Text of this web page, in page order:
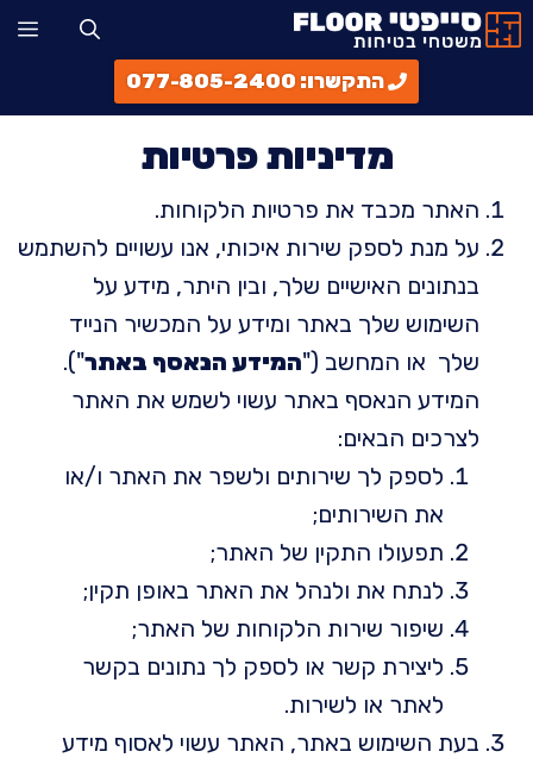
לדלג
לתוכן
התקשרו: 077-805-2400
מדיניות פרטיות
האתר מכבד את פרטיות הלקוחות.
על מנת לספק שירות איכותי, אנו עשויים להשתמש
בנתונים האישיים שלך, ובין היתר, מידע על
השימוש שלך באתר ומידע על המכשיר הנייד
שלך או המחשב ("המידע הנאסף באתר").
המידע הנאסף באתר עשוי לשמש את האתר
לצרכים הבאים:
לספק לך שירותים ולשפר את האתר ו/או
את השירותים;
תפעולו התקין של האתר;
לנתח את ולנהל את האתר באופן תקין;
שיפור שירות הלקוחות של האתר;
ליצירת קשר או לספק לך נתונים בקשר
לאתר או לשירות.
בעת השימוש באתר, האתר עשוי לאסוף מידע